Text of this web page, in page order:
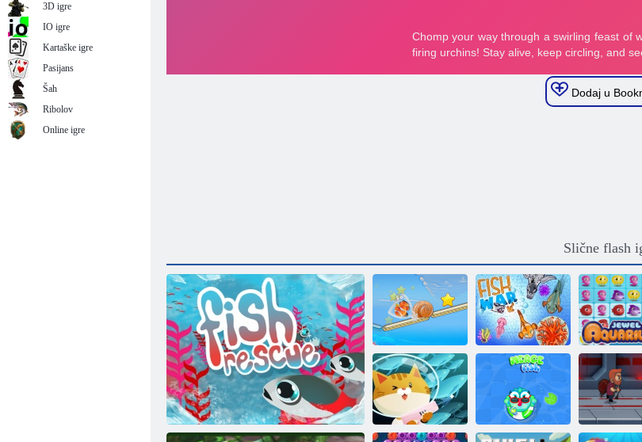
Dodaj u
Slične flash
Pustite ribu Rat ribe Akvarij
3D igre
IO igre
Kartaške igre
Pasijans
Šah
Ribolov
Online igre